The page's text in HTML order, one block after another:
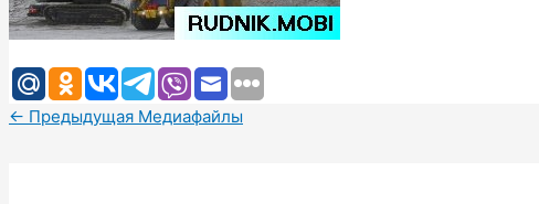
← Предыдущая Медиафайлы